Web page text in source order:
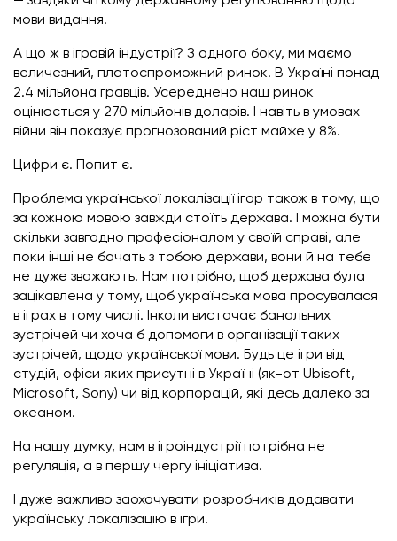
мови видання.
А що ж в ігровій індустрії? З одного боку, ми маємо
величезний, платоспроможний ринок. В Україні понад
2.4 мільйона гравців. Усереднено наш ринок
оцінюється у 270 мільйонів доларів. І навіть в умовах
війни він показує прогнозований ріст майже у 8%.
Цифри є. Попит є.
Проблема української локалізації ігор також в тому, що
за кожною мовою завжди стоїть держава. І можна бути
скільки завгодно професіоналом у своїй справі, але
поки інші не бачать з тобою держави, вони й на тебе
не дуже зважають. Нам потрібно, щоб держава була
зацікавлена у тому, щоб українська мова просувалася
в іграх в тому числі. Інколи вистачає банальних
зустрічей чи хоча б допомоги в організації таких
зустрічей, щодо української мови. Будь це ігри від
студій, офіси яких присутні в Україні (як-от Ubisoft,
Microsoft, Sony) чи від корпорацій, які десь далеко за
океаном.
На нашу думку, нам в ігроіндустрії потрібна не
регуляція, а в першу чергу ініціатива.
І дуже важливо заохочувати розробників додавати
українську локалізацію в ігри.